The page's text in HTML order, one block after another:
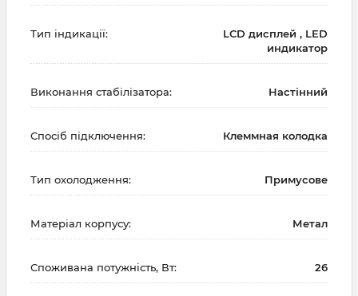
Тип індикації:
LCD дисплей , LED
индикатор
Виконання стабілізатора: Настінний
Спосіб підключення: Клеммная колодка
Тип охолодження: Примусове
Матеріал корпусу: Метал
Споживана потужність, Вт: 26